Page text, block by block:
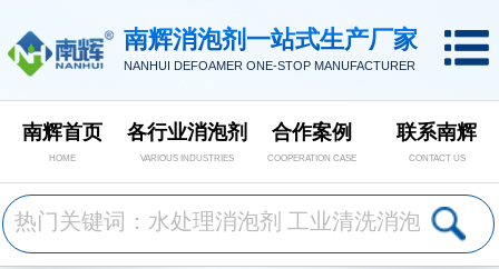
南辉消泡剂一站式生产厂家
NANHUI DEFOAMER ONE-STOP MANUFACTURER
南辉首页
HOME
各行业消泡剂
VARIOUS INDUSTRIES
合作案例
COOPERATION CASE
联系南辉
CONTACT US